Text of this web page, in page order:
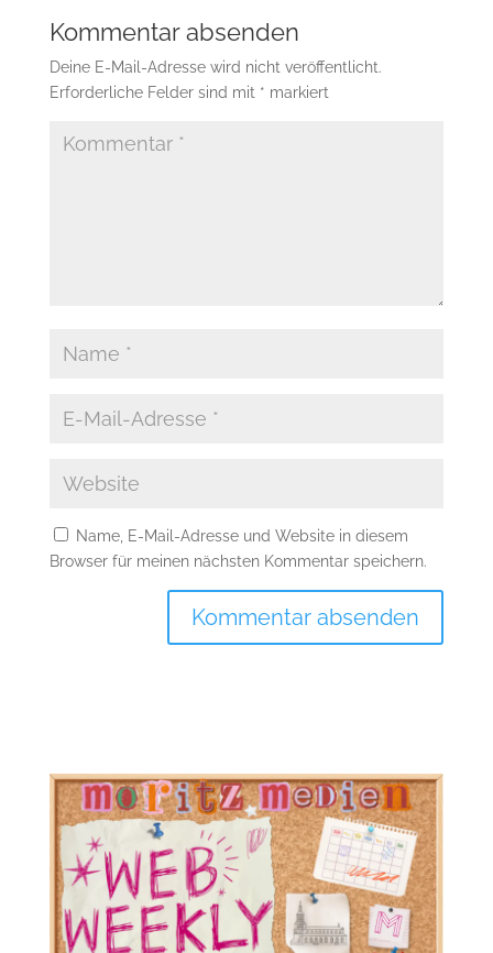
Kommentar absenden
Deine E-Mail-Adresse wird nicht veröffentlicht.
Erforderliche Felder sind mit * markiert
Name, E-Mail-Adresse und Website in diesem
Browser für meinen nächsten Kommentar speichern.